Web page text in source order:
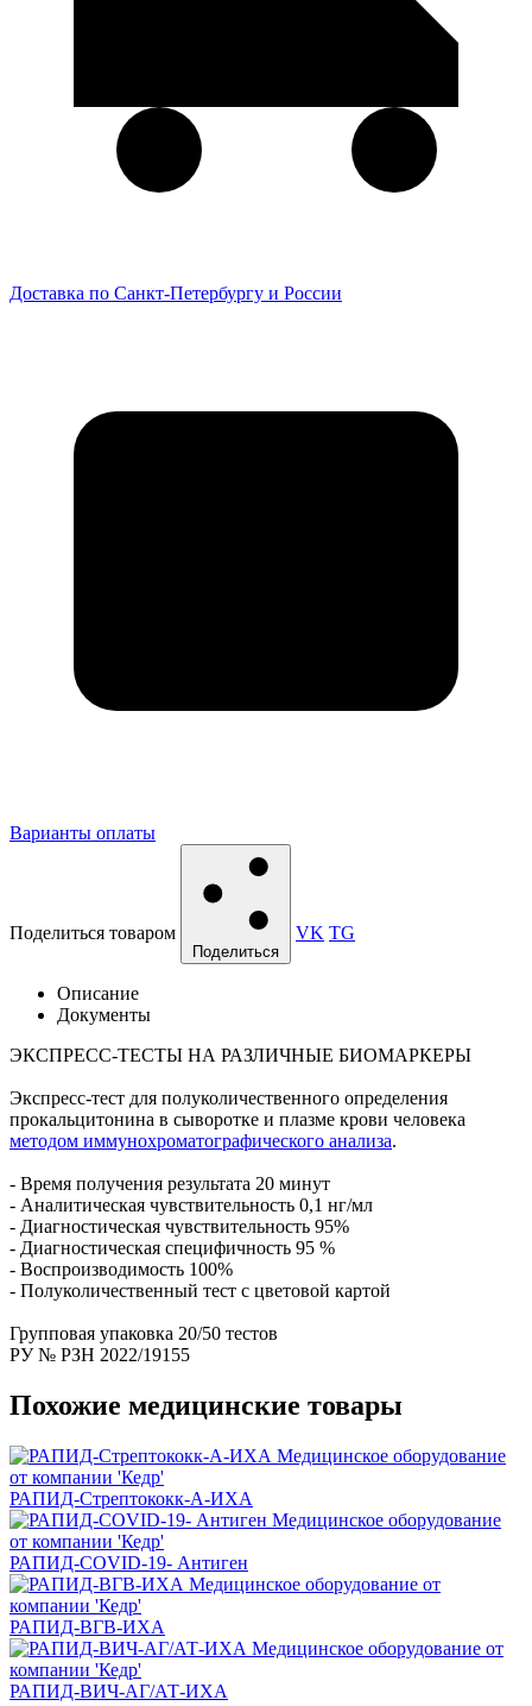
Доставка по Санкт-Петербургу и России
Варианты оплаты
Поделиться товаром
Поделиться
VK TG
Описание
Документы
ЭКСПРЕСС-ТЕСТЫ НА РАЗЛИЧНЫЕ БИОМАРКЕРЫ
Экспресс-тест для полуколичественного определения
прокальцитонина в сыворотке и плазме крови человека
методом иммунохроматографического анализа.
- Время получения результата 20 минут
- Аналитическая чувствительность 0,1 нг/мл
- Диагностическая чувствительность 95%
- Диагностическая специфичность 95 %
- Воспроизводимость 100%
- Полуколичественный тест с цветовой картой
Групповая упаковка 20/50 тестов
РУ № РЗН 2022/19155
Похожие медицинские товары
РАПИД-Стрептококк-А-ИХА
РАПИД-COVID-19- Антиген
РАПИД-ВГВ-ИХА
РАПИД-ВИЧ-АГ/АТ-ИХА